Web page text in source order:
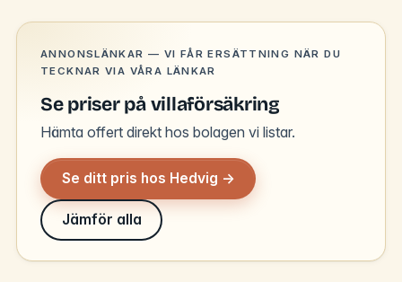
ANNONSLÄNKAR — VI FÅR ERSÄTTNING NÄR DU
TECKNAR VIA VÅRA LÄNKAR
Se priser på villaförsäkring
Hämta offert direkt hos bolagen vi listar.
Se ditt pris hos Hedvig →
Jämför alla